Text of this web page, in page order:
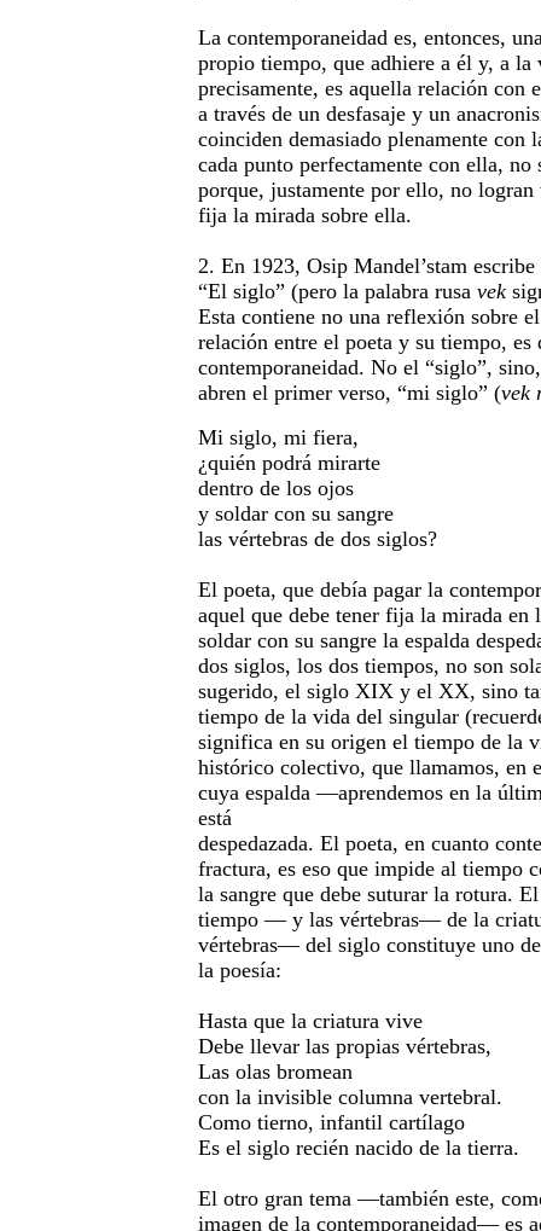
La contemporaneidad es, entonces,
propio tiempo, que adhiere a él y, a la
precisamente, es aquella relación con
a través de un desfasaje y un
coinciden demasiado plenamente con
cada punto perfectamente con ella, no
porque, justamente por ello, no logran
fija la mirada sobre ella.
2. En 1923, Osip Mandel’stam
“El siglo” (pero la palabra rusa vek
Esta contiene no una reflexión sobre
relación entre el poeta y su tiempo, es
contemporaneidad. No el “siglo”,
abren el primer verso, “mi siglo” (vek
Mi siglo, mi fiera,
¿quién podrá mirarte
dentro de los ojos
y soldar con su sangre
las vértebras de dos siglos?
El poeta, que debía pagar la
aquel que debe tener fija la mirada en
soldar con su sangre la espalda
dos siglos, los dos tiempos, no son
sugerido, el siglo XIX y el XX, sino
tiempo de la vida del singular
significa en su origen el tiempo de la
histórico colectivo, que llamamos, en
cuya espalda —aprendemos en la
está
despedazada. El poeta, en cuanto
fractura, es eso que impide al tiempo
la sangre que debe suturar la rotura.
tiempo — y las vértebras— de la
vértebras— del siglo constituye uno
la poesía:
Hasta que la criatura vive
Debe llevar las propias vértebras,
Las olas bromean
con la invisible columna vertebral.
Como tierno, infantil cartílago
Es el siglo recién nacido de la tierra.
El otro gran tema —también este,
imagen de la contemporaneidad— es